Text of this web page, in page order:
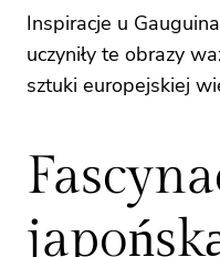
Inspiracje u
uczyniły te obrazy
sztuki europejskiej